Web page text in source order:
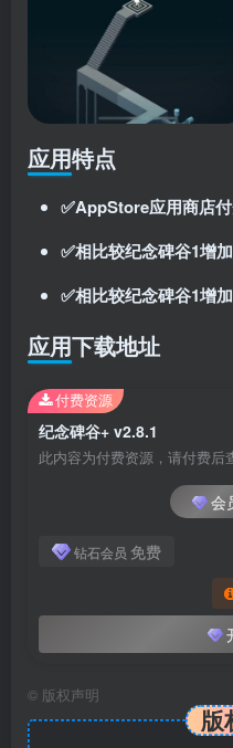
应用特点
✅AppStore应用商店
✅相比较纪念碑谷1增
✅相比较纪念碑谷1增
应用下载地址
纪念碑谷+ v2.8.1
此内容为付费资源，请付费后
会
钻石会员 免费
付费资源
© 版权声明
版